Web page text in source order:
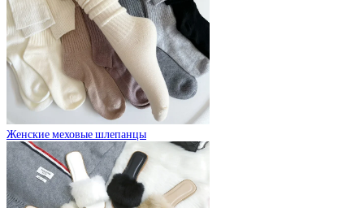
Женские меховые шлепанцы